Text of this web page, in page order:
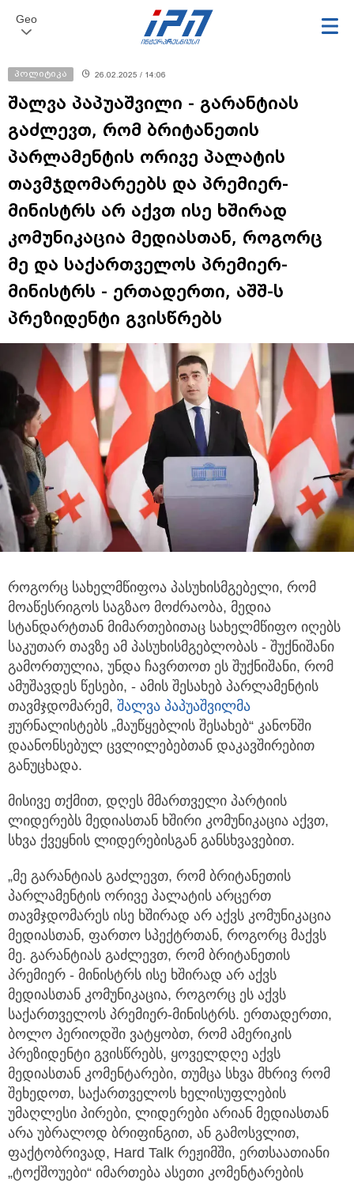
Geo
პოლიტიკა 26.02.2025 / 14:06
შალვა პაპუაშვილი - გარანტიას
გაძლევთ, რომ ბრიტანეთის
პარლამენტის ორივე პალატის
თავმჯდომარეებს და პრემიერ-
მინისტრს არ აქვთ ისე ხშირად
კომუნიკაცია მედიასთან, როგორც
მე და საქართველოს პრემიერ-
მინისტრს - ერთადერთი, აშშ-ს
პრეზიდენტი გვისწრებს
როგორც სახელმწიფოა პასუხისმგებელი, რომ
მოაწესრიგოს საგზაო მოძრაობა, მედია
სტანდარტთან მიმართებითაც სახელმწიფო იღებს
საკუთარ თავზე ამ პასუხისმგებლობას - შუქნიშანი
გამორთულია, უნდა ჩავრთოთ ეს შუქნიშანი, რომ
ამუშავდეს წესები, - ამის შესახებ პარლამენტის
თავმჯდომარემ, შალვა პაპუაშვილმა
ჟურნალისტებს „მაუწყებლის შესახებ“ კანონში
დაანონსებულ ცვლილებებთან დაკავშირებით
განუცხადა.
მისივე თქმით, დღეს მმართველი პარტიის
ლიდერებს მედიასთან ხშირი კომუნიკაცია აქვთ,
სხვა ქვეყნის ლიდერებისგან განსხვავებით.
„მე გარანტიას გაძლევთ, რომ ბრიტანეთის
პარლამენტის ორივე პალატის არცერთ
თავმჯდომარეს ისე ხშირად არ აქვს კომუნიკაცია
მედიასთან, ფართო სპექტრთან, როგორც მაქვს
მე. გარანტიას გაძლევთ, რომ ბრიტანეთის
პრემიერ - მინისტრს ისე ხშირად არ აქვს
მედიასთან კომუნიკაცია, როგორც ეს აქვს
საქართველოს პრემიერ-მინისტრს. ერთადერთი,
ბოლო პერიოდში ვატყობთ, რომ ამერიკის
პრეზიდენტი გვისწრებს, ყოველდღე აქვს
მედიასთან კომენტარები, თუმცა სხვა მხრივ რომ
შეხედოთ, საქართველოს ხელისუფლების
უმაღლესი პირები, ლიდერები არიან მედიასთან
არა უბრალოდ ბრიფინგით, ან გამოსვლით,
ფაქტობრივად, Hard Talk რეჟიმში, ერთსაათიანი
„ტოქშოუები“ იმართება ასეთი კომენტარების